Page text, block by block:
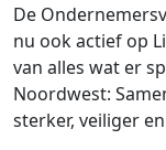
De
nu ook actief op
van alles wat er
Noordwest:
sterker, veiliger